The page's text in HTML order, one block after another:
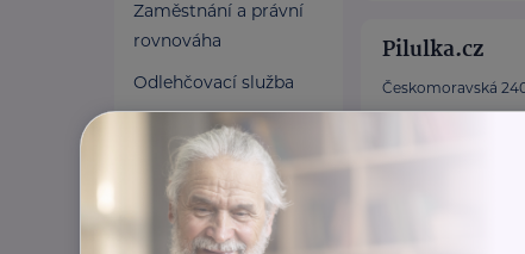
Zaměstnání a právní
rovnováha
Odlehčovací služba
Pilulka.cz
Českomoravská